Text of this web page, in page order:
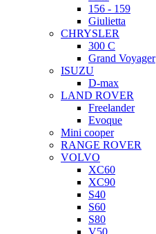
156 - 159
Giulietta
CHRYSLER
300 C
Grand Voyager
ISUZU
D-max
LAND ROVER
Freelander
Evoque
Mini cooper
RANGE ROVER
VOLVO
XC60
XC90
S40
S60
S80
V50